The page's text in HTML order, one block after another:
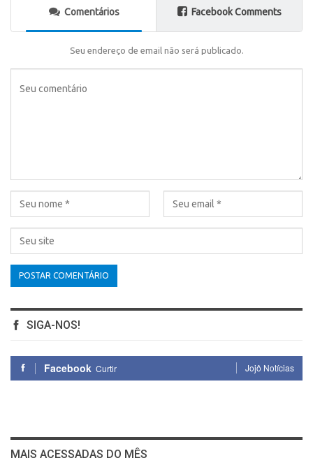
Comentários Facebook Comments
Seu endereço de email não será publicado.
SIGA-NOS!
Facebook Curtir Jojô Notícias
MAIS ACESSADAS DO MÊS